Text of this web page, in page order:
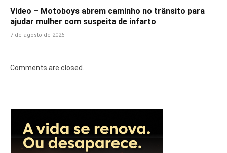
Vídeo – Motoboys abrem caminho no trânsito para
ajudar mulher com suspeita de infarto
7 de agosto de 2026
Comments are closed.